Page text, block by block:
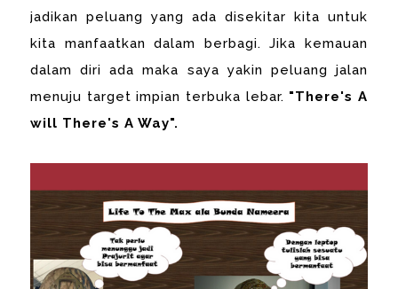
jadikan peluang yang ada disekitar kita untuk
kita manfaatkan dalam berbagi. Jika kemauan
dalam diri ada maka saya yakin peluang jalan
menuju target impian terbuka lebar. "There's A
will There's A Way".